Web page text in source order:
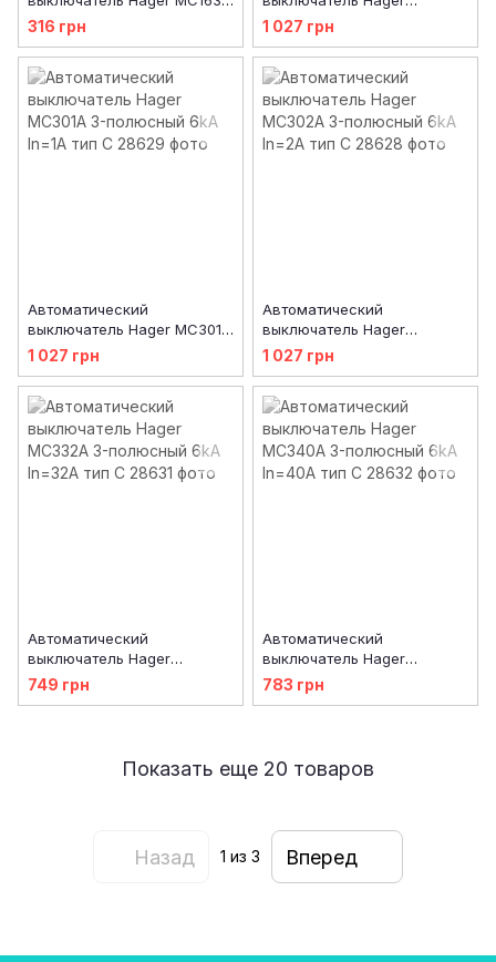
1-полюсный 6kA In=63A тип
316 грн
MC300A 3-полюсный 6kA
In=0.5А тип C
1 027 грн
Автоматический
выключатель Hager MC301A
3-полюсный 6kA In=1А тип C
1 027 грн
Автоматический
выключатель Hager
MC302A 3-полюсный 6kA
In=2А тип C
1 027 грн
Автоматический
выключатель Hager
MC332A 3-полюсный 6kA
In=32А тип C
749 грн
Автоматический
выключатель Hager
MC340A 3-полюсный 6kA
In=40А тип C
783 грн
Показать еще 20 товаров
Назад 1 из 3 Вперед